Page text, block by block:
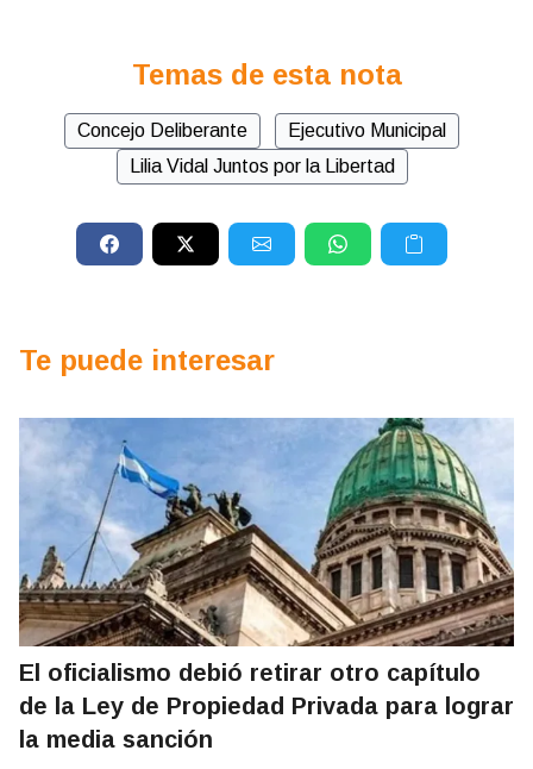
Temas de esta nota
Concejo Deliberante
Ejecutivo Municipal
Lilia Vidal Juntos por la Libertad
Te puede interesar
El oficialismo debió retirar otro capítulo
de la Ley de Propiedad Privada para lograr
la media sanción